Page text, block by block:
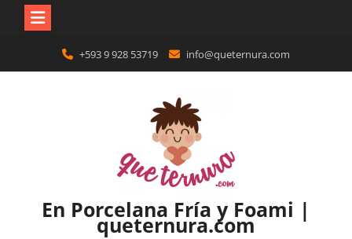
content
+593 9 928 53719 info@queternura.com
En Porcelana Fría y Foami |
queternura.com